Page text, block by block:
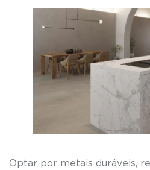
Optar por metais duráveis,